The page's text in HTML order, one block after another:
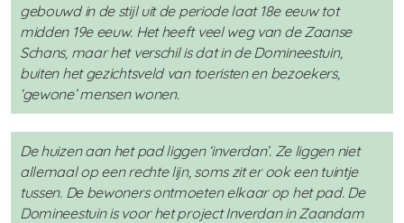
gebouwd in de stijl uit de periode laat 18e eeuw tot
midden 19e eeuw. Het heeft veel weg van de Zaanse
Schans, maar het verschil is dat in de Domineestuin,
buiten het gezichtsveld van toeristen en bezoekers,
‘gewone’ mensen wonen.
De huizen aan het pad liggen ‘inverdan’. Ze liggen niet
allemaal op een rechte lijn, soms zit er ook een tuintje
tussen. De bewoners ontmoeten elkaar op het pad. De
Domineestuin is voor het project Inverdan in Zaandam